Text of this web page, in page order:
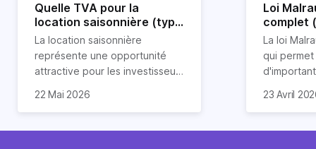
Quelle TVA pour la
location saisonnière (type
airbnb) ?
La location saisonnière
représente une opportunité
attractive pour les investisseurs
patrimoine et générer des
Cependant, il est crucial de
Et qu’a-t-on appris à la rentrée
la TVA est généralisé pour les
22 Mai 2026
Loi
complet
La loi
qui
dimension
23 Avril